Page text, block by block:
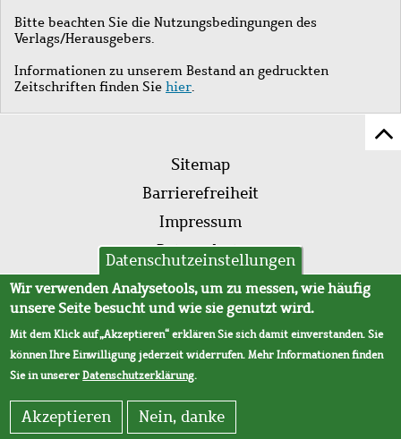
Bitte beachten Sie die Nutzungsbedingungen des
Verlags/Herausgebers.
Informationen zu unserem Bestand an gedruckten
Zeitschriften finden Sie hier.
Fußleistenmenü
Sitemap
Barrierefreiheit
Impressum
Datenschutz
AVB
Datenschutzeinstellungen
Wir verwenden Analysetools, um zu messen, wie häufig
unsere Seite besucht und wie sie genutzt wird.
Mit dem Klick auf „Akzeptieren“ erklären Sie sich damit einverstanden. Sie
können Ihre Einwilligung jederzeit widerrufen. Mehr Informationen finden
Sie in unsererDatenschutzerklärung.
Akzeptieren Nein, danke